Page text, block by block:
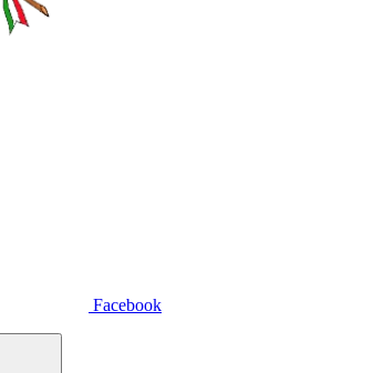
Facebook